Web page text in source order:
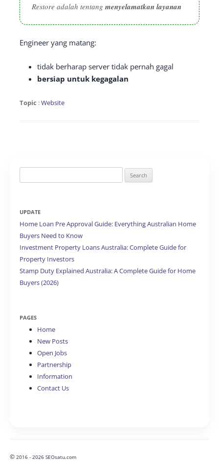
Restore adalah tentang menyelamatkan layanan
Engineer yang matang:
tidak berharap server tidak pernah gagal
bersiap untuk kegagalan
Topic :Website
for:
UPDATE
Home Loan Pre Approval Guide: Everything Australian Home
Buyers Need to Know
Investment Property Loans Australia: Complete Guide for
Property Investors
Stamp Duty Explained Australia: A Complete Guide for Home
Buyers (2026)
PAGES
Home
New Posts
Open Jobs
Partnership
Information
Contact Us
© 2016 - 2026 SEOsatu.com